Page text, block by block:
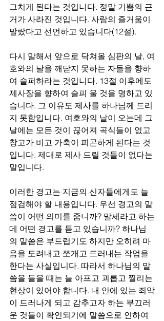
그치게 된다는 것입니다. 정말 기쁨의 근
거가 사라진 것입니다. 사람의 즐거움이
말랐다고 선언하고 있습니다(12절).
다시 말해서 앞으로 닥쳐올 심판의 날, 여
호와의 날을 깨닫지 못하는 자들을 향하
여 슬퍼하라는 것입니다. 13절 이후에도
제사장을 향하여 슬피 울 것을 명하고 있
습니다. 그 이유도 제사를 하나님께 드리
지 못함입니다. 여호와의 날이 오는데 그
날에는 모든 것이 끊어져 곡식들이 없고
창고가 비고 가축이 피곤하게 된다는 것
입니다. 제대로 제사 드릴 것들이 없다는
말입니다.
이러한 경고는 지금의 신자들에게도 늘
점검해야 할 내용입니다. 우선 경고의 말
씀이 어떤 의미를 줍니까? 말세라고 하는
데 어떤 경고를 듣고 있습니까? 하나님
의 말씀은 부드럽기도 하지만 오히려 마
음을 도려내고 쪼개고 드러내는 작업을
한다는 사실입니다. 따라서 하나님의 말
씀을 들을 때는 늘 아프고 괴롭고 찔리는
현상이 있어야 합니다. 내 안에 있는 죄악
이 드러나게 되고 감추고자 하는 부끄러
운 것들이 확인되기에 말씀으로 인하여